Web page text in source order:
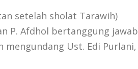
setelah sholat Tarawih)
P. Afdhol bertanggung jawab
mengundang Ust. Edi Purlani,